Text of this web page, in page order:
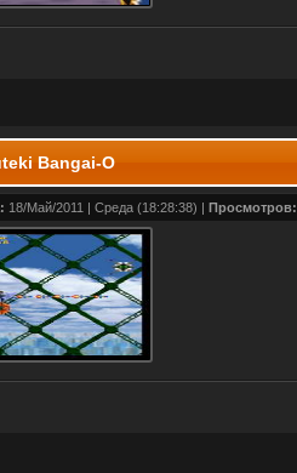
Bangai-O
18/Май/2011 | Среда (18:28:38) | Просмотров: